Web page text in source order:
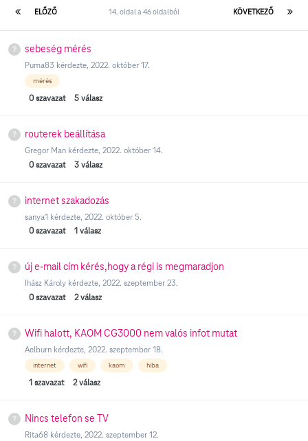
ELŐZŐ KÖVETKEZŐ
14. oldal a 46 oldalból
sebeség mérés
Puma83 kérdezte, 2022. október 17.
mérés
0 szavazat 5 válasz
routerek beállítása
Gregor Man kérdezte, 2022. október 14.
0 szavazat 3 válasz
internet szakadozás
sanya1 kérdezte, 2022. október 5.
0 szavazat 1 válasz
új e-mail cím kérés,hogy a régi is megmaradjon
Ihász Károly kérdezte, 2022. szeptember 23.
0 szavazat 2 válasz
Wifi halott, KAOM CG3000 nem valós infot mutat
Aelburn kérdezte, 2022. szeptember 18.
internet wifi kaom hiba
1 szavazat 2 válasz
Nincs telefon se TV
Rita68 kérdezte, 2022. szeptember 12.